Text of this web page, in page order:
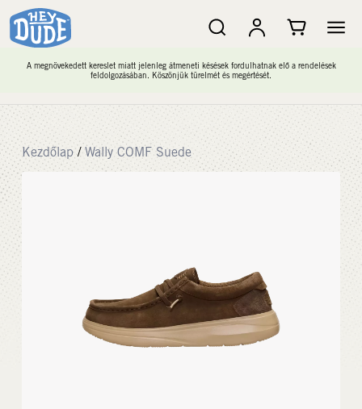
A megnövekedett kereslet miatt jelenleg átmeneti késések fordulhatnak elő a rendelések
feldolgozásában. Köszönjük türelmét és megértését.
Kezdőlap / Wally COMF Suede